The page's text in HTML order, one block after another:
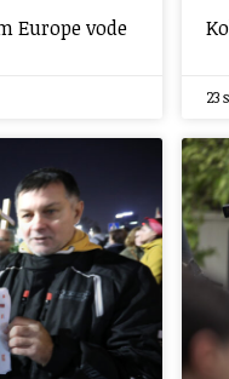
Europe vode
23